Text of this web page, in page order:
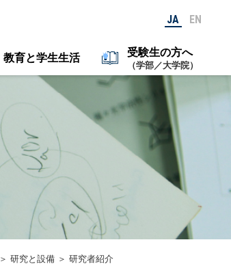
JA EN
教育と学生生活 受験生の方へ
（学部／大学院）
＞ 研究と設備 ＞ 研究者紹介